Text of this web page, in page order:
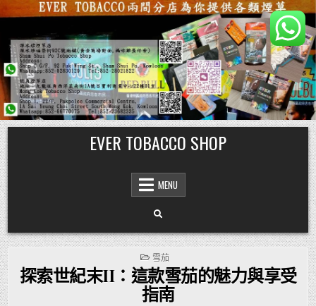
Skip
to
content
EVER TOBACCO SHOP
MENU
POSTED
IN
雪茄
探索世紀末II：這款雪茄的魅力與享受
指南